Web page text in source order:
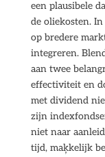
een plausibele
de oliekosten.
op bredere
integreren.
aan twee
effectiviteit en
met dividend
zijn
niet naar
tijd, maķkelijk